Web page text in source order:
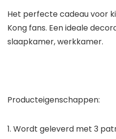
Het perfecte cadeau voor
Kong fans. Een ideale
slaapkamer, werkkamer.
Producteigenschappen:
1. Wordt geleverd met 3